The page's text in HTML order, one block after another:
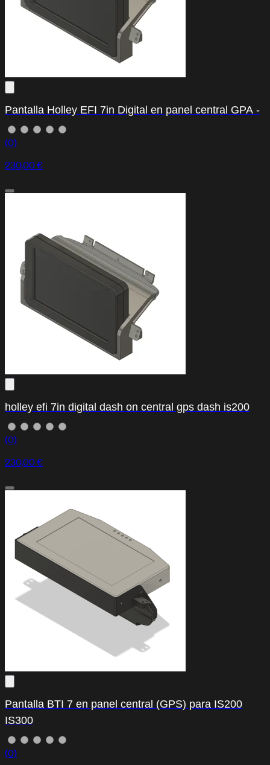
Pantalla Holley EFI 7in Digital en panel central GPA -
(0)
230,00 €
holley efi 7in digital dash on central gps dash is200
(0)
230,00 €
Pantalla BTI 7 en panel central (GPS) para IS200
IS300
(0)